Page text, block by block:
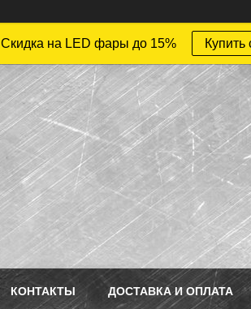
Скидка на LED фары до 15% Купить
КОНТАКТЫ ДОСТАВКА И ОПЛАТА